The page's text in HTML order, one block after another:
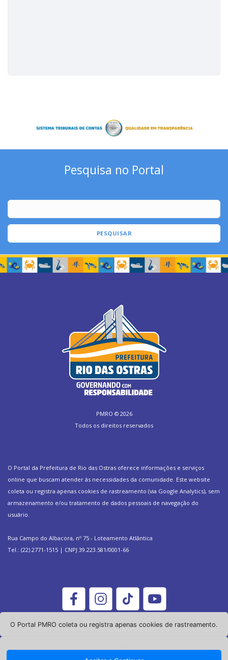
O Portal PMRO coleta ou registra apenas cookies de rastreamento.
Pesquisa no Portal
PESQUISAR
PMRO © 2026
Todos os direitos reservados
O Portal da Prefeitura de Rio das Ostras oferece informações e serviços
online que buscam atender às necessidades da comunidade. Este website
coleta ou registra apenas cookies de rastreamento (via Google Analytics), sem
armazenamento e/ou tratamento de dados pessoais de navegação do
usuário.
Rua Campo do Albacora, nº 75 - Loteamento Atlântica
Tel.: (22) 2771-1515 | CNPJ 39.223.581/0001-66
Política de Privacidade
Simbolos Oficiais